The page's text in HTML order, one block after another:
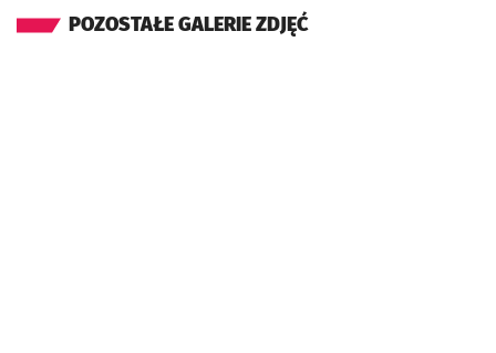
POZOSTAŁE GALERIE ZDJĘĆ